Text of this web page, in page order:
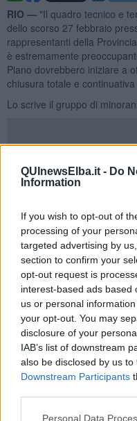
QUInewsElba.it - Do
Information
If you wish to opt-out of
processing of your
targeted advertising by
section to confirm your
opt-out request is
interest-based ads based
us or personal
your opt-out. You may
disclosure of your
IAB’s list of downstream
also be disclosed by us
Downstream Participants
Personal Data
RIO — "Il quadro tecnico e
dello scorso 27 febbraio
rappresentanti della
è estremamente
Piano dovrebbero iniziare a
chiusura totale e
Lo scrive il gruppo di
"Si prospetta un isolamento
Rio Marina e Cavo,
dell'Amministrazione
convocazione di un
prosegue la minoranza riese.
"Nonostante la nostra
scorso, subito dopo
Giunta non hanno fornito
Mirco Giordani, Fortunato
Schezzini.
"Siamo preoccupati:non
sanitaria condiviso e
versante est di Rio,